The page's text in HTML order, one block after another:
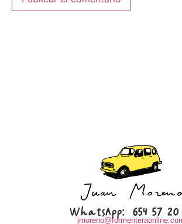
WhatsApp: 654 57 20